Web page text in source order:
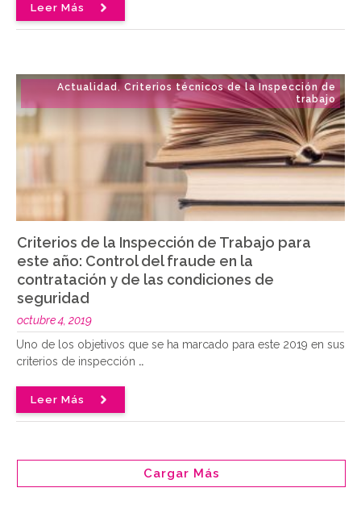
Leer Más
Actualidad, Criterios técnicos de la Inspección de
trabajo
Criterios de la Inspección de Trabajo para
este año: Control del fraude en la
contratación y de las condiciones de
seguridad
octubre 4, 2019
Uno de los objetivos que se ha marcado para este 2019 en sus
criterios de inspección ..
Leer Más
Cargar Más